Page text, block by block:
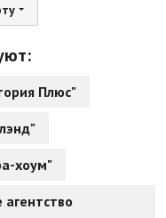
Плюс"
хоум"